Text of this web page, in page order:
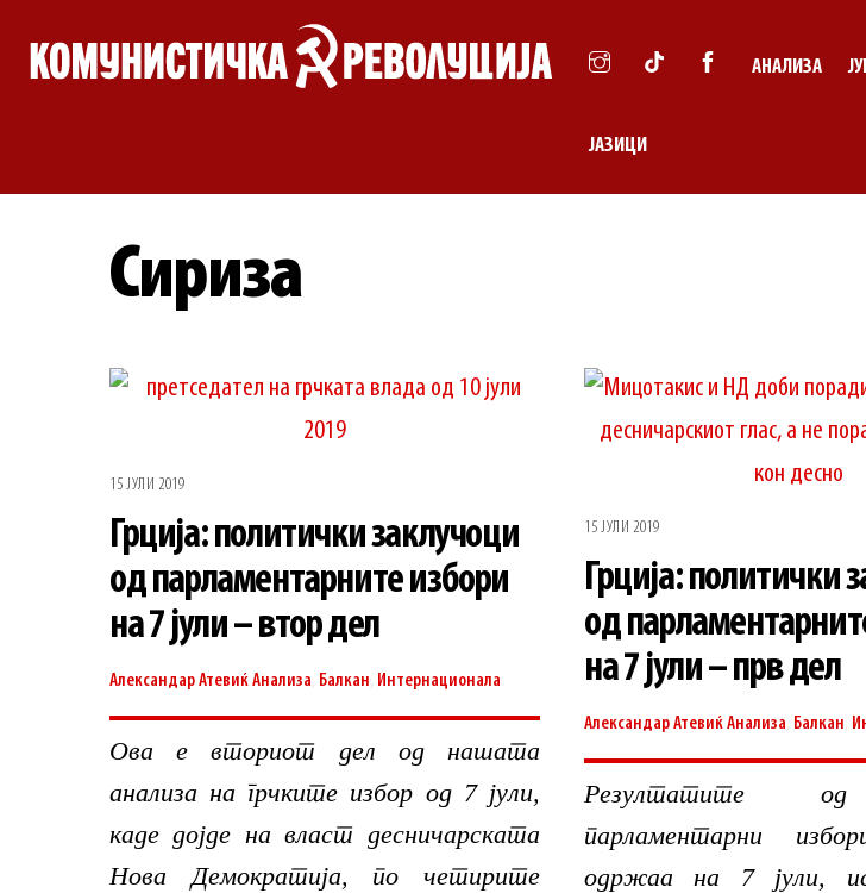
АНАЛИЗА
ЈАЗИЦИ
Сириза
15 ЈУЛИ 2019
Грција: политички заклучоци
од парламентарните избори
на 7 јули – втор дел
Александар АтевиќАнализа Балкан Интернационала
Ова е вториот дел од нашата
анализа на грчките избор од 7 јули,
каде дојде на власт десничарската
Нова Демократија, по четирите
15 ЈУЛИ 2019
Грција: политички
од
на 7 јули – прв дел
Александар АтевиќАнализа Балкан
Резултатите
парламентарни
одржаа на 7 јули,